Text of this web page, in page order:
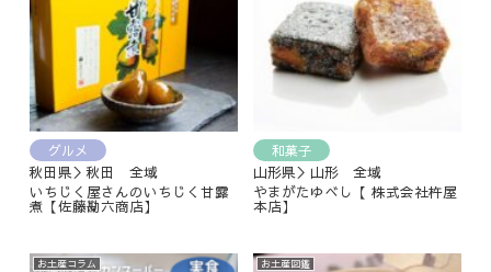
グルメ
秋田県＞秋田 全域
いちじく屋さんのいちじく甘露
煮【佐藤勘六商店】
和菓子
山形県＞山形 全域
やまがたゆべし【 株式会社杵屋
本店】
お土産コラム お土産図鑑